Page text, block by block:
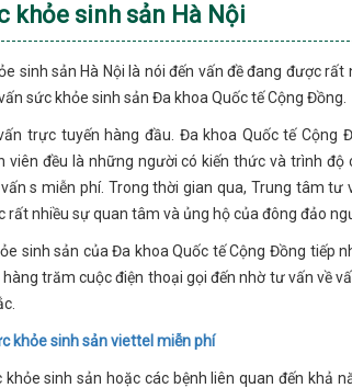
khỏe sinh sản Hà Nội
sinh sản Hà Nội là nói đến vấn đề đang được rất
sức khỏe sinh sản Đa khoa Quốc tế Cộng Đồng.
trực tuyến hàng đầu. Đa khoa Quốc tế Cộng
viên đều là những người có kiến thức và trình
s miễn phí. Trong thời gian qua, Trung tâm tư
rất nhiều sự quan tâm và ủng hộ của đông đảo
sinh sản của Đa khoa Quốc tế Cộng Đồng tiếp
trăm cuộc điện thoại gọi đến nhờ tư vấn về
khỏe sinh sản viettel miễn phí
khỏe sinh sản hoặc các bệnh liên quan đến khả